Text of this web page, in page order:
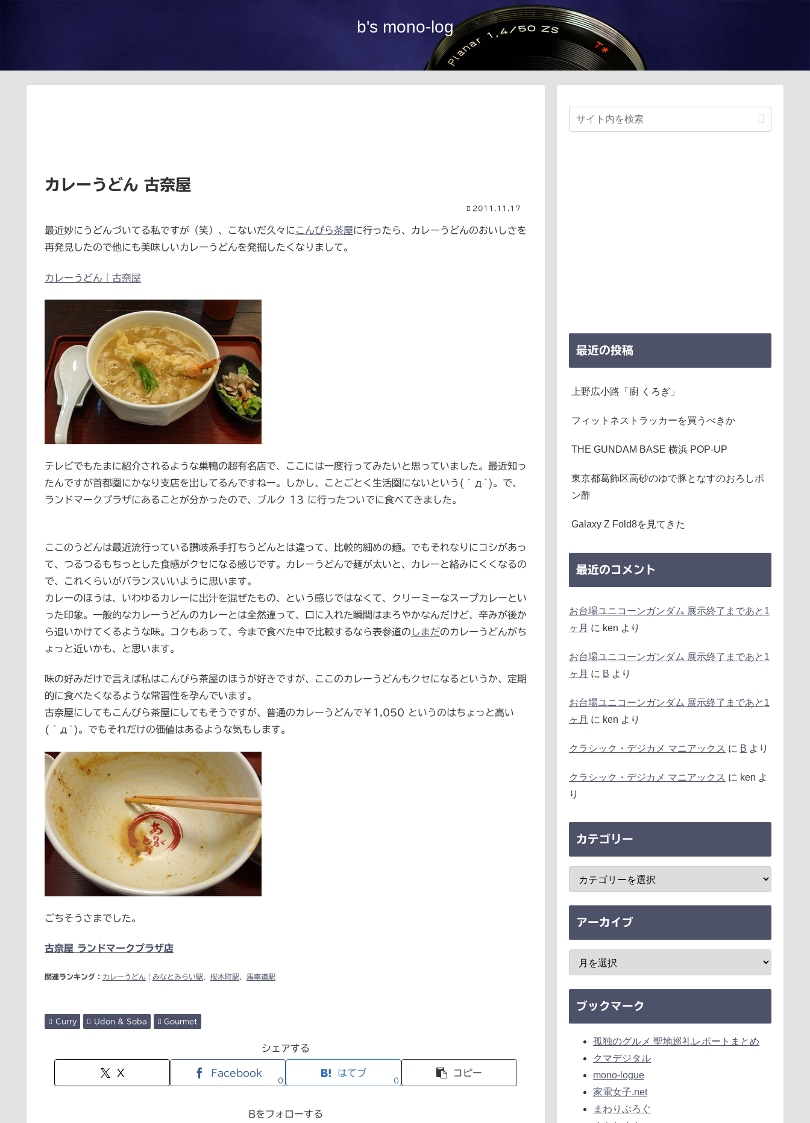
b's mono-log
カレーうどん 古奈屋
2011.11.17
最近妙にうどんづいてる私ですが（笑）、こないだ久々に こんぴら茶屋に行ったら、カレーうどんのおいしさを
再発見したので他にも美味しいカレーうどんを発掘したくなりまして。
カレーうどん｜古奈屋
テレビでもたまに紹介されるような巣鴨の超有名店で、ここには一度行ってみたいと思っていました。最近知っ
たんですが首都圏にかなり支店を出してるんですねー。しかし、ことごとく生活圏にないという(´д`)。で、
ランドマークプラザにあることが分かったので、ブルク 13 に行ったついでに食べてきました。
ここのうどんは最近流行っている讃岐系手打ちうどんとは違って、比較的細めの麺。でもそれなりにコシがあっ
て、つるつるもちっとした食感がクセになる感じです。カレーうどんで麺が太いと、カレーと絡みにくくなるの
で、これくらいがバランスいいように思います。
カレーのほうは、いわゆるカレーに出汁を混ぜたもの、という感じではなくて、クリーミーなスープカレーとい
った印象。一般的なカレーうどんのカレーとは全然違って、口に入れた瞬間はまろやかなんだけど、辛みが後か
ら追いかけてくるような味。コクもあって、今まで食べた中で比較するなら表参道の しまだのカレーうどんがち
ょっと近いかも、と思います。
味の好みだけで言えば私はこんぴら茶屋のほうが好きですが、ここのカレーうどんもクセになるというか、定期
的に食べたくなるような常習性を孕んでいます。
古奈屋にしてもこんぴら茶屋にしてもそうですが、普通のカレーうどんで￥1,050 というのはちょっと高い
(´д`)。でもそれだけの価値はあるような気もします。
ごちそうさまでした。
古奈屋 ランドマークプラザ店
関連ランキング： カレーうどん | みなとみらい駅、 桜木町駅、 馬車道駅
Curry Udon & Soba Gourmet
シェアする
X Facebook
0
はてブ
0
コピー
Bをフォローする
最近の投稿
上野広小路「廚 くろぎ」
フィットネストラッカーを買うべきか
THE GUNDAM BASE 横浜 POP-UP
東京都葛飾区高砂のゆで豚となすのおろしポ
ン酢
Galaxy Z Fold8を見てきた
最近のコメント
お台場ユニコーンガンダム 展示終了まであと1
ヶ月 に ken より
お台場ユニコーンガンダム 展示終了まであと1
ヶ月 に B より
お台場ユニコーンガンダム 展示終了まであと1
ヶ月 に ken より
クラシック・デジカメ マニアックス に B より
クラシック・デジカメ マニアックス に ken よ
り
カテゴリー
アーカイブ
ブックマーク
孤独のグルメ 聖地巡礼レポートまとめ
クマデジタル
mono-logue
家電女子.net
まわりぶろぐ